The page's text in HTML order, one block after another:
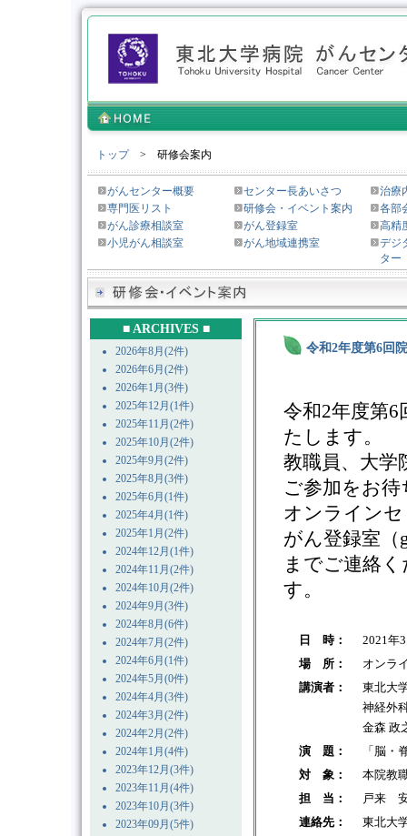
トップ> 研修会案内
がんセンター概要 センター長あいさつ
治療
専門医リスト
研修会・イベント案内
各部
がん診療相談室
がん登録室
高精
小児がん相談室
がん地域連携室
デジ
ター
■ ARCHIVES ■
2026年8月(2件)
2026年6月(2件)
2026年1月(3件)
2025年12月(1件)
2025年11月(2件)
2025年10月(2件)
2025年9月(2件)
2025年8月(3件)
2025年6月(1件)
2025年4月(1件)
2025年1月(2件)
2024年12月(1件)
2024年11月(2件)
2024年10月(2件)
2024年9月(3件)
2024年8月(6件)
2024年7月(2件)
2024年6月(1件)
2024年5月(0件)
2024年4月(3件)
2024年3月(2件)
2024年2月(2件)
2024年1月(4件)
2023年12月(3件)
2023年11月(4件)
2023年10月(3件)
2023年09月(5件)
令和2年度第6回
令和2年度第
たします。
教職員、大学
ご参加をお
オンライン
がん登録室（
までご連絡
す。
日 時：
2021年
場 所：
オンラ
講演者：
東北大
神経外
金森
演 題：
「脳・
対 象：
本院教
担 当：
戸来
連絡先：
東北大